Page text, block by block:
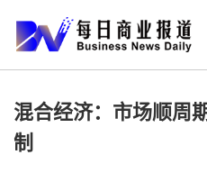
混合经济：市场顺周
制